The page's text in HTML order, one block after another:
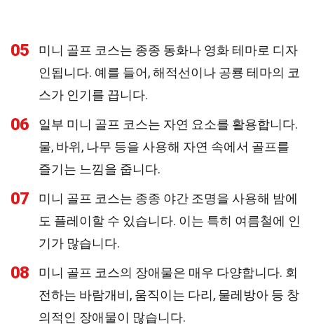
05
미니 골프 코스는 종종 동화나 영화 테마로 디자
인됩니다. 예를 들어, 해적선이나 공룡 테마의 코
스가 인기를 끕니다.
06
일부 미니 골프 코스는 자연 요소를 활용합니다.
물, 바위, 나무 등을 사용해 자연 속에서 골프를
즐기는 느낌을 줍니다.
07
미니 골프 코스는 종종 야간 조명을 사용해 밤에
도 플레이할 수 있습니다. 이는 특히 여름철에 인
기가 많습니다.
08
미니 골프 코스의 장애물은 매우 다양합니다. 회
전하는 바람개비, 움직이는 다리, 물레방아 등 창
의적인 장애물이 많습니다.